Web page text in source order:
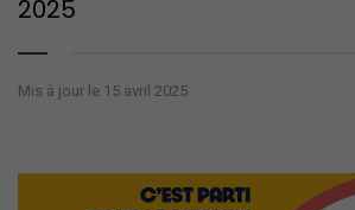
2025
Mis à jour le 15 avril 2025